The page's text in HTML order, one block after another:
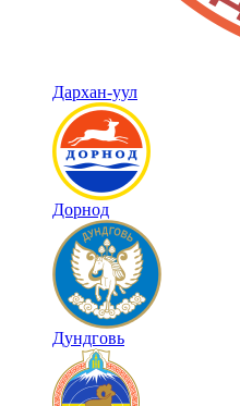
Дархан-уул
Дорнод
Дундговь